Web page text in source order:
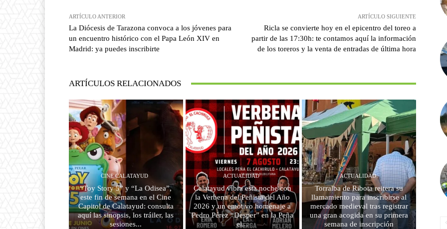
ARTÍCULO ANTERIOR
La Diócesis de Tarazona convoca a los jóvenes para
un encuentro histórico con el Papa León XIV en
Madrid: ya puedes inscribirte
ARTÍCULO SIGUIENTE
Ricla se convierte hoy en el epicentro del toreo a
partir de las 17:30h: te contamos aquí la información
de los toreros y la venta de entradas de última hora
ARTÍCULOS RELACIONADOS
CINE CALATAYUD
“Toy Story 5” y “La Odisea”,
este fin de semana en el Cine
Capitol de Calatayud: consulta
aquí las sinopsis, los tráiler, las
sesiones...
ACTUALIDAD
Calatayud vibra esta noche con
la Verbena del Peñista del Año
2026 y un emotivo homenaje a
Pedro Pérez “Desper” en la Peña
el...
ACTUALIDAD
Torralba de Ribota reitera su
llamamiento para inscribirse al
mercado medieval tras registrar
una gran acogida en su primera
semana de inscripción